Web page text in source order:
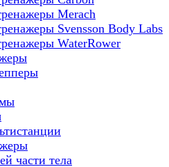
Merach
Svensson Body Labs
WaterRower
части тела